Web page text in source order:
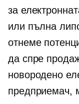
за
или пълна
отнеме
да спре
новородено
предприемач,